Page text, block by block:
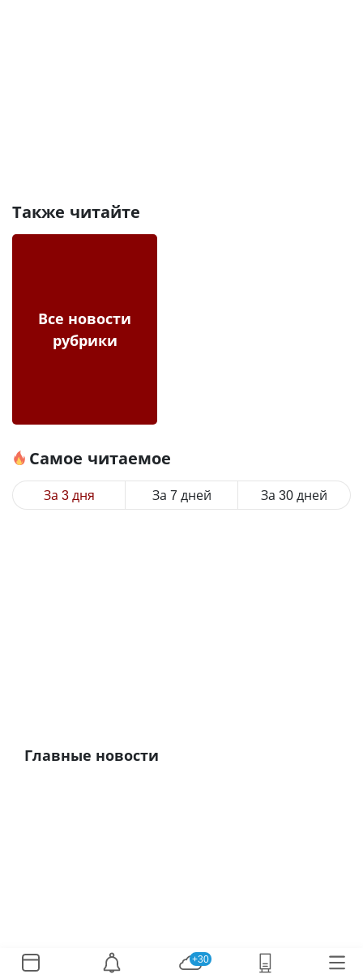
Также читайте
Все новости
рубрики
Самое читаемое
За 3 дня За 7 дней За 30 дней
Главные новости
+30